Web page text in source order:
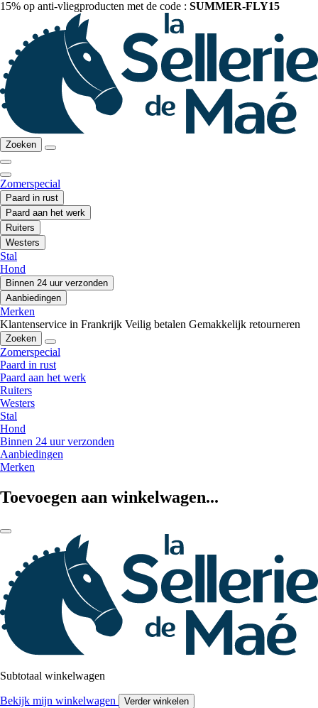
15% op anti-vliegproducten met de code : SUMMER-FLY15
Zoeken
Zomerspecial
Paard in rust
Paard aan het werk
Ruiters
Westers
Stal
Hond
Binnen 24 uur verzonden
Aanbiedingen
Merken
Klantenservice in Frankrijk Veilig betalen Gemakkelijk retourneren
Zoeken
Zomerspecial
Paard in rust
Paard aan het werk
Ruiters
Westers
Stal
Hond
Binnen 24 uur verzonden
Aanbiedingen
Merken
Toevoegen aan winkelwagen...
Subtotaal winkelwagen
Bekijk mijn winkelwagen Verder winkelen